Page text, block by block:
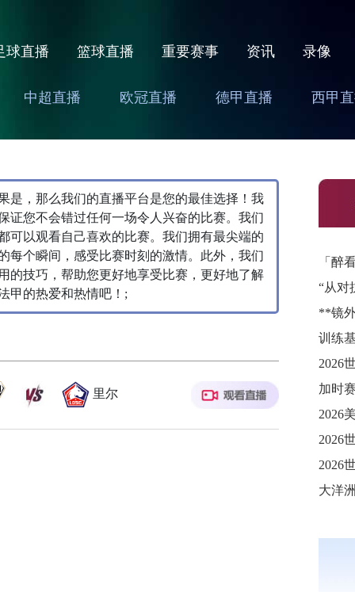
球直播 篮球直播 重要赛事 资讯 录像
中超直播 欧冠直播 德甲直播 西甲
是，那么我们的直播平台是您的最佳选择！我
证您不会错过任何一场令人兴奋的比赛。我们
可以观看自己喜欢的比赛。我们拥有最尖端的
每个瞬间，感受比赛时刻的激情。此外，我们
的技巧，帮助您更好地享受比赛，更好地了解
甲的热爱和热情吧！;
里尔
「醉
“从对
**镜
2026